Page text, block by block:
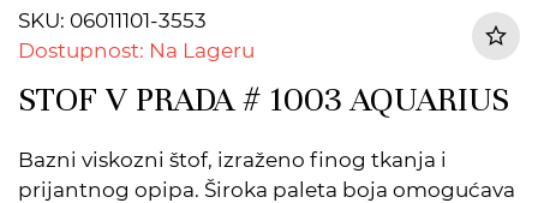
SKU: 06011101-3553
Dostupnost: Na Lageru
STOF V PRADA # 1003 AQUARIUS
Bazni viskozni štof, izraženo finog tkanja i
prijantnog opipa. Široka paleta boja omogućava